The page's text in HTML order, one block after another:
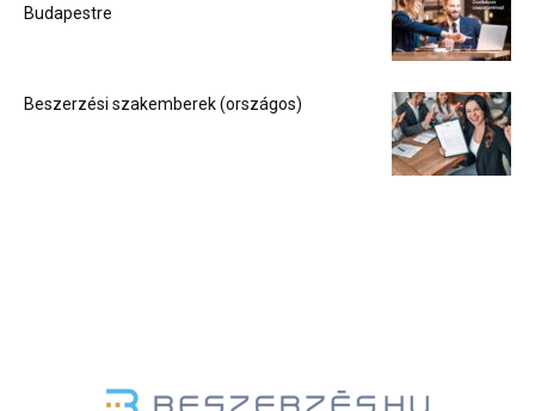
Budapestre
Beszerzési szakemberek (országos)